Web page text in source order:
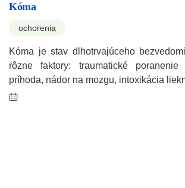
Kóma
ochorenia
Kóma je stav dlhotrvajúceho
rôzne faktory: traumatické poranenie
príhoda, nádor na mozgu, intoxikácia